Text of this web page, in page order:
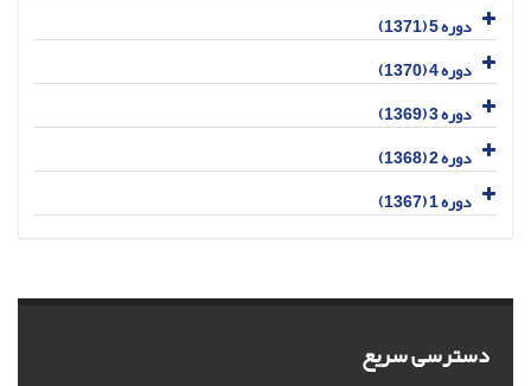
دوره 5 (1371)
دوره 4 (1370)
دوره 3 (1369)
دوره 2 (1368)
دوره 1 (1367)
دسترسی سریع